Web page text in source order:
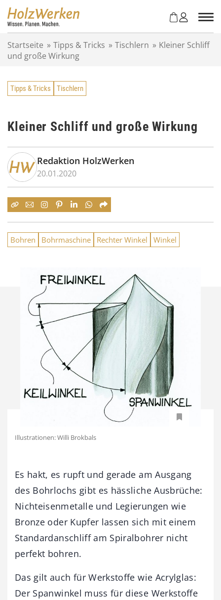
Startseite » Tipps & Tricks » Tischlern » Kleiner Schliff
und große Wirkung
Tipps & Tricks Tischlern
Kleiner Schliff und große Wirkung
Redaktion HolzWerken
20.01.2020
Bohren Bohrmaschine Rechter Winkel Winkel
Illustrationen: Willi Brokbals
Es hakt, es rupft und gerade am Ausgang
des Bohrlochs gibt es hässliche Ausbrüche:
Nichteisenmetalle und Legierungen wie
Bronze oder Kupfer lassen sich mit einem
Standardanschliff am Spiralbohrer nicht
perfekt bohren.
Das gilt auch für Werkstoffe wie Acrylglas:
Der Spanwinkel muss für diese Werkstoffe